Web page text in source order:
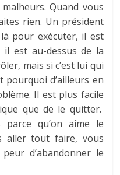
Quand vous
rien. Un président
pour exécuter, il est
est au-dessus de la
mais si c’est lui qui
pourquoi d’ailleurs en
Il est plus facile
que de le quitter.
qu’on aime le
aller tout faire, vous
d’abandonner le